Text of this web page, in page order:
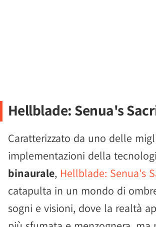
Hellblade: Senua's
Caratterizzato da uno delle
implementazioni della
binaurale, Hellblade: Senua's
catapulta in un mondo di
sogni e visioni, dove la realtà